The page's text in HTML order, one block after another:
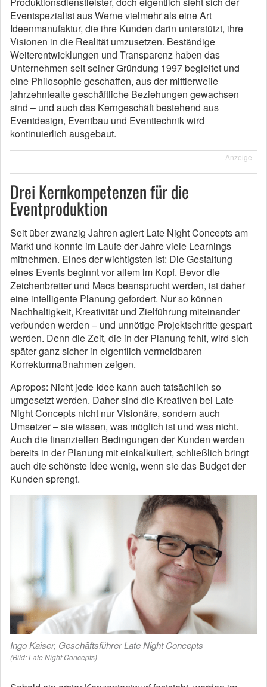
Eventspezialist aus Werne vielmehr als eine Art
Ideenmanufaktur, die ihre Kunden darin unterstützt, ihre
Visionen in die Realität umzusetzen. Beständige
Weiterentwicklungen und Transparenz haben das
Unternehmen seit seiner Gründung 1997 begleitet und
eine Philosophie geschaffen, aus der mittlerweile
jahrzehntealte geschäftliche Beziehungen gewachsen
sind – und auch das Kerngeschäft bestehend aus
Eventdesign, Eventbau und Eventtechnik wird
kontinuierlich ausgebaut.
Anzeige
Drei Kernkompetenzen für die
Eventproduktion
Seit über zwanzig Jahren agiert Late Night Concepts am
Markt und konnte im Laufe der Jahre viele Learnings
mitnehmen. Eines der wichtigsten ist: Die Gestaltung
eines Events beginnt vor allem im Kopf. Bevor die
Zeichenbretter und Macs beansprucht werden, ist daher
eine intelligente Planung gefordert. Nur so können
Nachhaltigkeit, Kreativität und Zielführung miteinander
verbunden werden – und unnötige Projektschritte gespart
werden. Denn die Zeit, die in der Planung fehlt, wird sich
später ganz sicher in eigentlich vermeidbaren
Korrekturmaßnahmen zeigen.
Apropos: Nicht jede Idee kann auch tatsächlich so
umgesetzt werden. Daher sind die Kreativen bei Late
Night Concepts nicht nur Visionäre, sondern auch
Umsetzer – sie wissen, was möglich ist und was nicht.
Auch die finanziellen Bedingungen der Kunden werden
bereits in der Planung mit einkalkuliert, schließlich bringt
auch die schönste Idee wenig, wenn sie das Budget der
Kunden sprengt.
Ingo Kaiser, Geschäftsführer Late Night Concepts
(Bild: Late Night Concepts)